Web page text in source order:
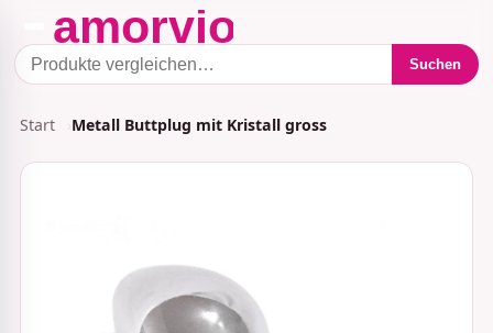
Suchen
Start Metall Buttplug mit Kristall gross